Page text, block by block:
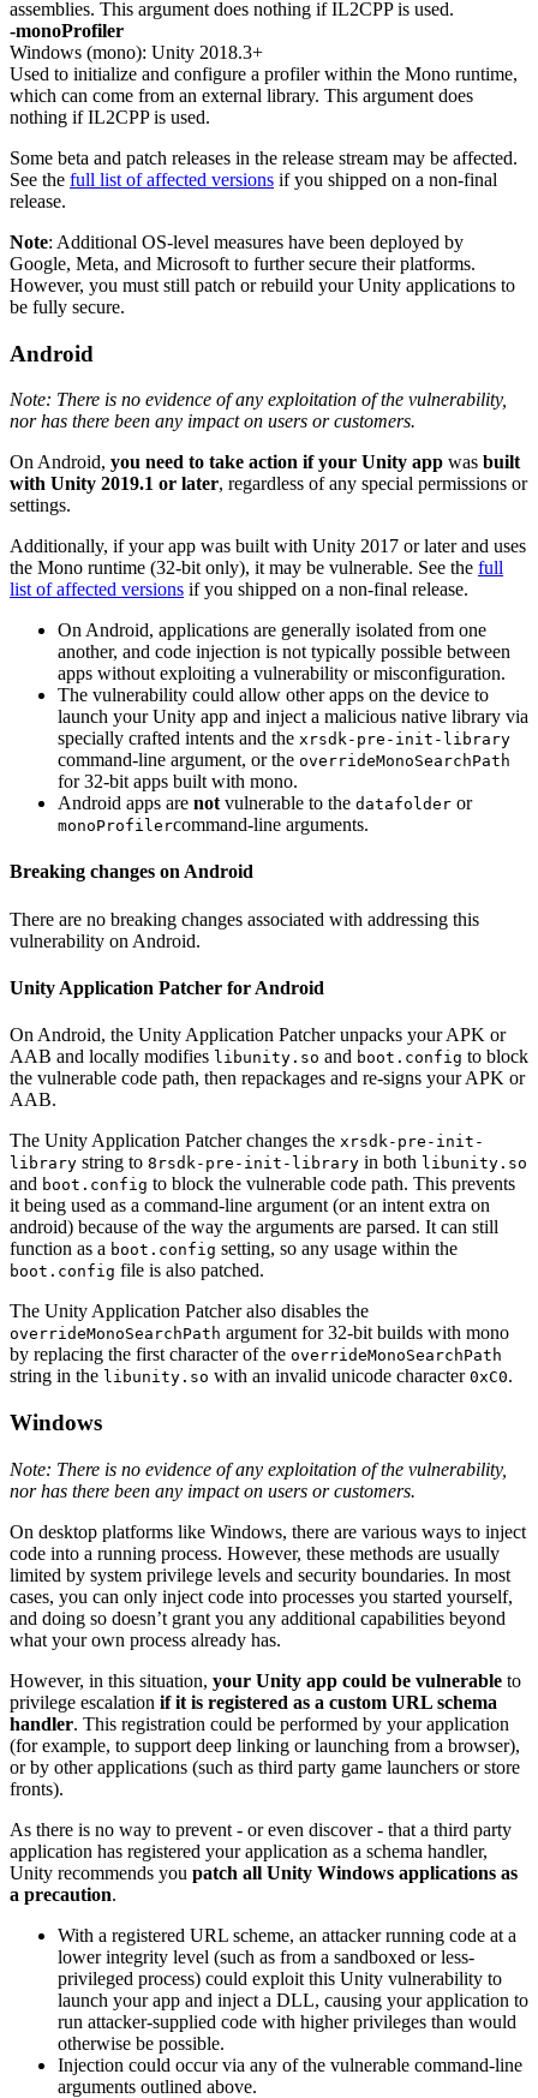
assemblies. This argument does nothing if IL2CPP is used.
-monoProfiler
Windows (mono): Unity 2018.3+
Used to initialize and configure a profiler within the Mono runtime,
which can come from an external library. This argument does
nothing if IL2CPP is used.
Some beta and patch releases in the release stream may be affected.
See the full list of affected versions if you shipped on a non-final
release.
Note: Additional OS-level measures have been deployed by
Google, Meta, and Microsoft to further secure their platforms.
However, you must still patch or rebuild your Unity applications to
be fully secure.
Android
Note: There is no evidence of any exploitation of the vulnerability,
nor has there been any impact on users or customers.
On Android, you need to take action if your Unity app was built
with Unity 2019.1 or later, regardless of any special permissions or
settings.
Additionally, if your app was built with Unity 2017 or later and uses
the Mono runtime (32-bit only), it may be vulnerable. See the full
list of affected versions if you shipped on a non-final release.
On Android, applications are generally isolated from one
another, and code injection is not typically possible between
apps without exploiting a vulnerability or misconfiguration.
The vulnerability could allow other apps on the device to
launch your Unity app and inject a malicious native library via
specially crafted intents and the xrsdk-pre-init-library
command-line argument, or the overrideMonoSearchPath
for 32-bit apps built with mono.
Android apps are not vulnerable to the datafolder or
monoProfilercommand-line arguments.
Breaking changes on Android
There are no breaking changes associated with addressing this
vulnerability on Android.
Unity Application Patcher for Android
On Android, the Unity Application Patcher unpacks your APK or
AAB and locally modifies libunity.so and boot.config to block
the vulnerable code path, then repackages and re-signs your APK or
AAB.
The Unity Application Patcher changes the xrsdk-pre-init-
library string to 8rsdk-pre-init-library in both libunity.so
and boot.config to block the vulnerable code path. This prevents
it being used as a command-line argument (or an intent extra on
android) because of the way the arguments are parsed. It can still
function as a boot.config setting, so any usage within the
boot.config file is also patched.
The Unity Application Patcher also disables the
overrideMonoSearchPath argument for 32-bit builds with mono
by replacing the first character of the overrideMonoSearchPath
string in the libunity.so with an invalid unicode character 0xC0.
Windows
Note: There is no evidence of any exploitation of the vulnerability,
nor has there been any impact on users or customers.
On desktop platforms like Windows, there are various ways to inject
code into a running process. However, these methods are usually
limited by system privilege levels and security boundaries. In most
cases, you can only inject code into processes you started yourself,
and doing so doesn’t grant you any additional capabilities beyond
what your own process already has.
However, in this situation, your Unity app could be vulnerable to
privilege escalation if it is registered as a custom URL schema
handler. This registration could be performed by your application
(for example, to support deep linking or launching from a browser),
or by other applications (such as third party game launchers or store
fronts).
As there is no way to prevent - or even discover - that a third party
application has registered your application as a schema handler,
Unity recommends you patch all Unity Windows applications as
a precaution.
With a registered URL scheme, an attacker running code at a
lower integrity level (such as from a sandboxed or less-
privileged process) could exploit this Unity vulnerability to
launch your app and inject a DLL, causing your application to
run attacker-supplied code with higher privileges than would
otherwise be possible.
Injection could occur via any of the vulnerable command-line
arguments outlined above.